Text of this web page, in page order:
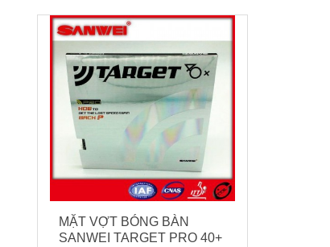
MẶT VỢT BÓNG BÀN
SANWEI TARGET PRO 40+